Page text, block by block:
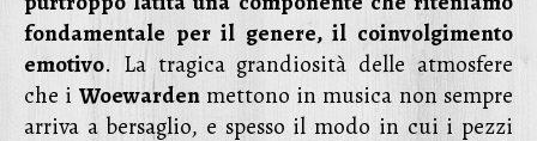
fondamentale per il genere, il coinvolgimento
emotivo. La tragica grandiosità delle atmosfere
che i Woewardenmettono in musica non sempre
arriva a bersaglio, e spesso il modo in cui i pezzi